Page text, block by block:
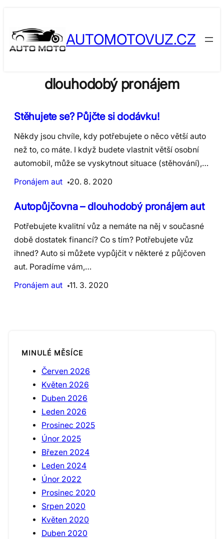
content
AUTOMOTOVUZ.CZ
dlouhodobý pronájem
​Stěhujete se? Půjčte si dodávku!
Někdy jsou chvíle, kdy potřebujete o něco větší auto
než to, co máte. I když budete vlastnit větší osobní
automobil, může se vyskytnout situace (stěhování),…
Pronájem aut
20. 8. 2020
Autopůjčovna – dlouhodobý pronájem aut
Potřebujete kvalitní vůz a nemáte na něj v současné
době dostatek financí? Co s tím? Potřebujete vůz
ihned? Auto si můžete vypůjčit v některé z půjčoven
aut. Poradíme vám,…
Pronájem aut
11. 3. 2020
MINULÉ MĚSÍCE
Červen 2026
Květen 2026
Duben 2026
Leden 2026
Prosinec 2025
Únor 2025
Březen 2024
Leden 2024
Únor 2022
Prosinec 2020
Srpen 2020
Květen 2020
Duben 2020